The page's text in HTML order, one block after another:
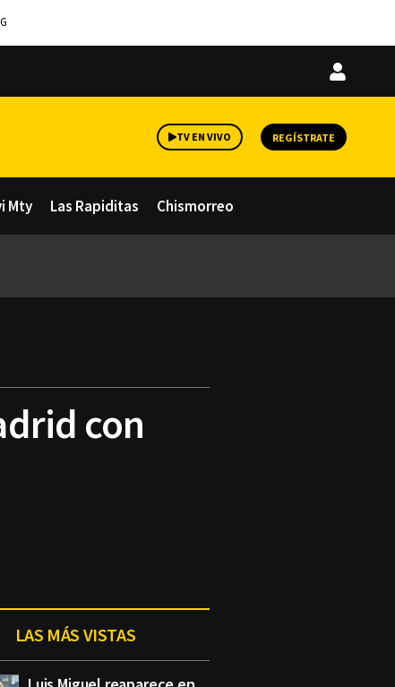
Iniciar
TV EN VIVO REGÍSTRATE
Mty Las Rapiditas Chismorreo
con
LAS MÁS VISTAS